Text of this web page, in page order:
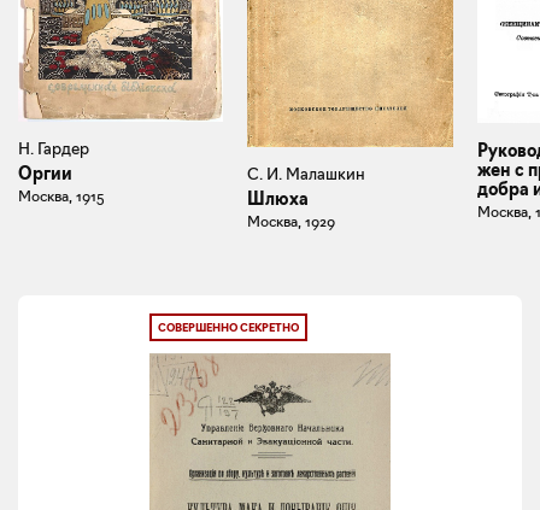
Н. Гардер
Оргии
Москва, 1915
С. И. Малашкин
Шлюха
Москва, 1929
жен с
добра
Москва,
СОВЕРШЕННО СЕКРЕТНО